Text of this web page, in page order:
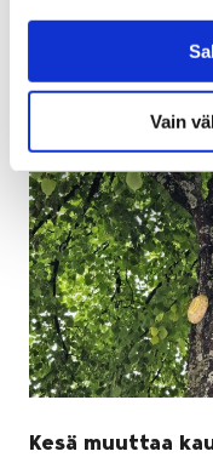
Vain
Kesä muuttaa